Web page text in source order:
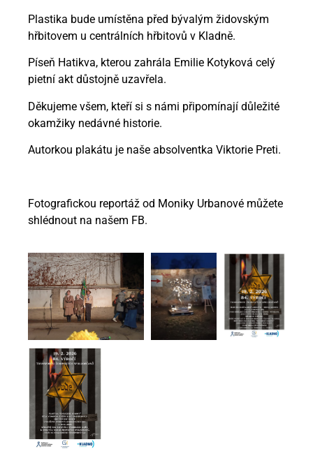
Plastika bude umístěna před bývalým židovským
hřbitovem u centrálních hřbitovů v Kladně.
Píseň Hatikva, kterou zahrála Emilie Kotyková celý
pietní akt důstojně uzavřela.
Děkujeme všem, kteří si s námi připomínají důležité
okamžiky nedávné historie.
Autorkou plakátu je naše absolventka Viktorie Preti.
Fotografickou reportáž od Moniky Urbanové můžete
shlédnout na našem FB.